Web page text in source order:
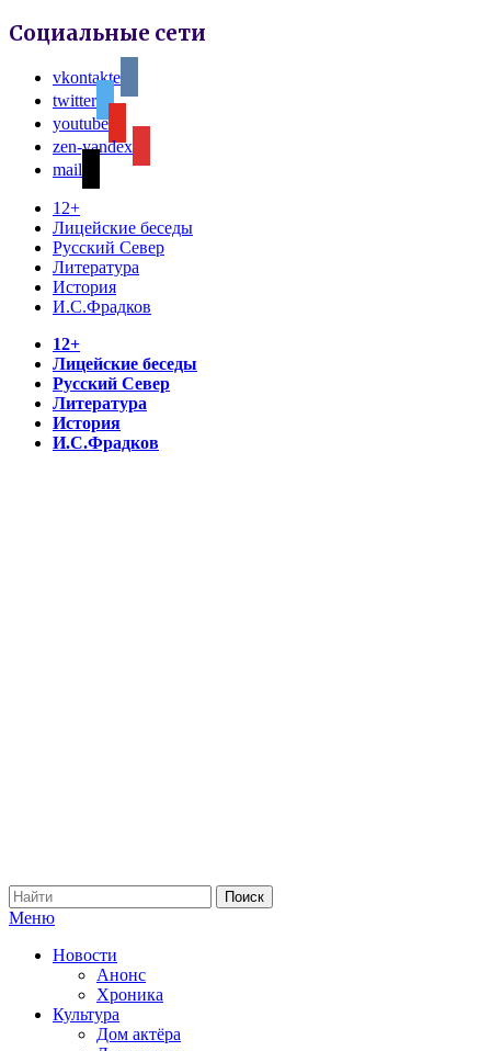
Социальные сети
vkontakte
twitter
youtube
zen-yandex
mail
12+
Лицейские беседы
Русский Север
Литература
История
И.С.Фрадков
12+
Лицейские беседы
Русский Север
Литература
История
И.С.Фрадков
Меню
Новости
Анонс
Хроника
Культура
Дом актёра